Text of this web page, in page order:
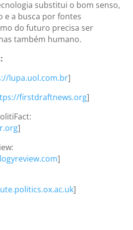
substitui o bom senso,
e a busca por fontes
do futuro precisa ser
também humano.
lupa.uol.com.br]
firstdraftnews.org]
]
]
]